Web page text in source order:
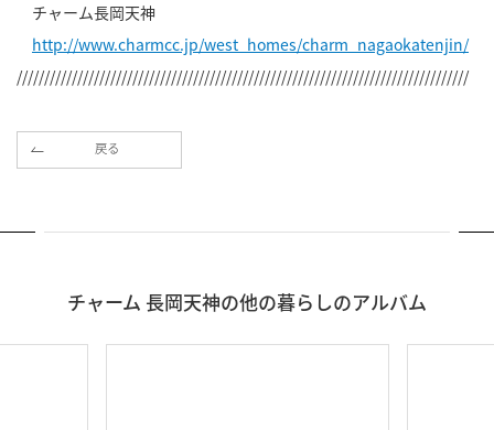
チャーム長岡天神
http://www.charmcc.jp/west_homes/charm_nagaokatenjin/
//////////////////////////////////////////////////////////////////////////////////
戻る
チャーム 長岡天神の他の暮らしのアルバム